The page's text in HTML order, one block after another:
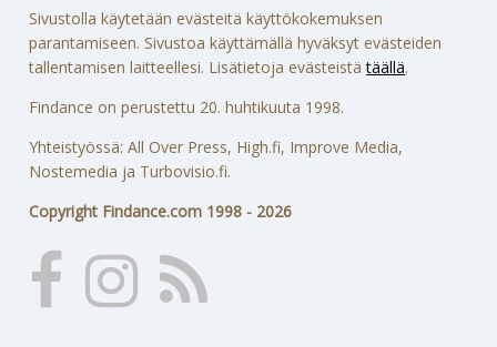
Sivustolla käytetään evästeitä käyttökokemuksen
parantamiseen. Sivustoa käyttämällä hyväksyt evästeiden
tallentamisen laitteellesi. Lisätietoja evästeistätäällä.
Findance on perustettu 20. huhtikuuta 1998.
Yhteistyössä: All Over Press, High.fi, Improve Media,
Nostemedia ja Turbovisio.fi.
Copyright Findance.com 1998 - 2026